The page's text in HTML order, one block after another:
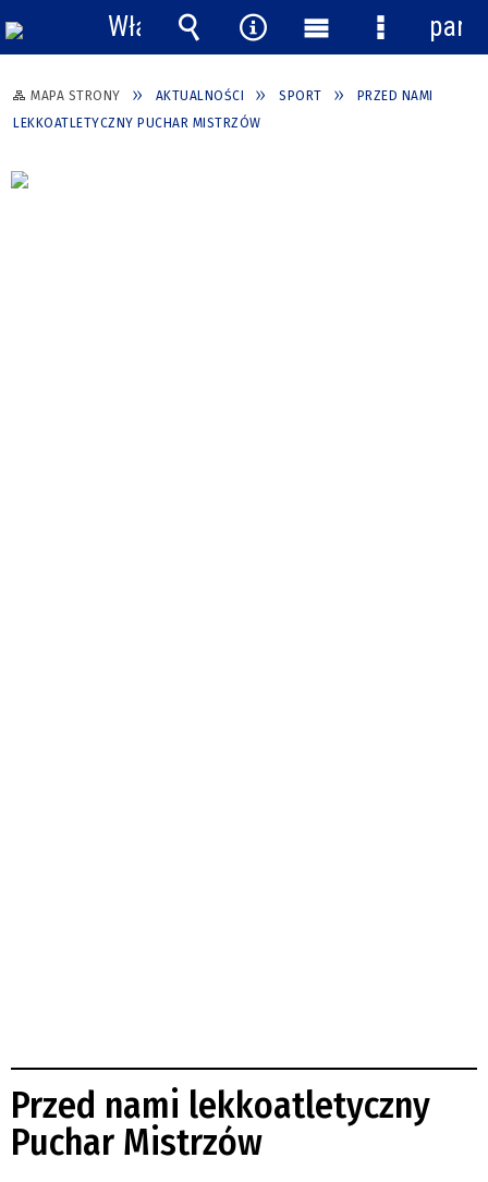
MAPA STRONY AKTUALNOŚCI SPORT
PRZED NAMI
LEKKOATLETYCZNY PUCHAR MISTRZÓW
Przed nami lekkoatletyczny
Puchar Mistrzów
Włącz
powiadomienia
Wyszukiwarka
Narzędzia
Menu
główne
Menu
panel